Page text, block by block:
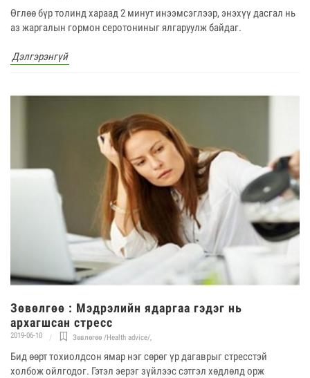
Өглөө бүр толинд хараад 2 минут инээмсэглээр, энэхүү дасгал нь
аз жаргалын гормон серотониныг ялгаруулж байдаг.
Дэлгэрэнгүй
Зөвөлгөө : Мэдрэлийн ядаргаа гэдэг нь
архагшсан стресс
2019-06-10 Зөвлөгөө /Health advice/,
Бид өөрт тохиолдсон ямар нэг сөрөг үр дагаврыг стресстэй
холбож ойлгодог. Гэтэл эерэг зүйлээс сэтгэл хөдлөлд орж